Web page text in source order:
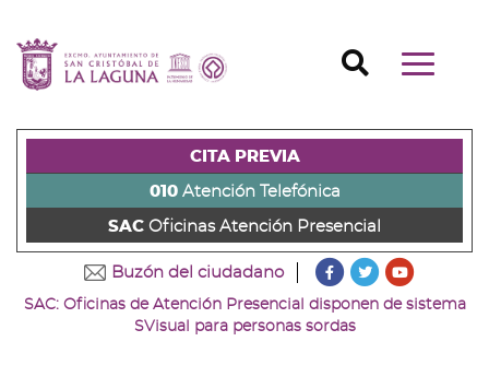
contenido
principal
página
s)
a
la
la
+
Ir
al
la
+
Ir
principal
u)
Mostrar/
Buscador
CITA PREVIA
010Atención Telefónica
SAC Oficinas Atención Presencial
Buzón del ciudadano
???
Ir
a
???
Ir
Ir
SAC: Oficinas de Atención Presencial disponen de sistema
SVisual para personas sordas